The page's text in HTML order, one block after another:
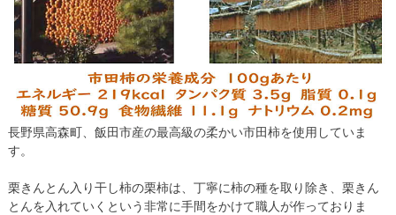
長野県高森町、飯田市産の最高級の柔かい市田柿を使用していま
す。
栗きんとん入り干し柿の栗柿は、丁寧に柿の種を取り除き、栗きん
とんを入れていくという非常に手間をかけて職人が作っておりま